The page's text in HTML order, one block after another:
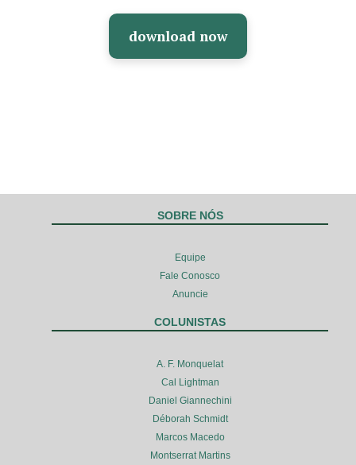
download now
SOBRE NÓS
Equipe
Fale Conosco
Anuncie
COLUNISTAS
A. F. Monquelat
Cal Lightman
Daniel Giannechini
Déborah Schmidt
Marcos Macedo
Montserrat Martins